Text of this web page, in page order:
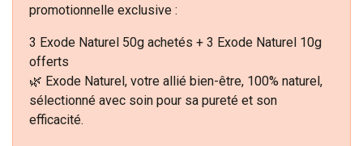
promotionnelle exclusive :
3 Exode Naturel 50g achetés + 3 Exode Naturel 10g
offerts
🌿 Exode Naturel, votre allié bien-être, 100% naturel,
sélectionné avec soin pour sa pureté et son
efficacité.